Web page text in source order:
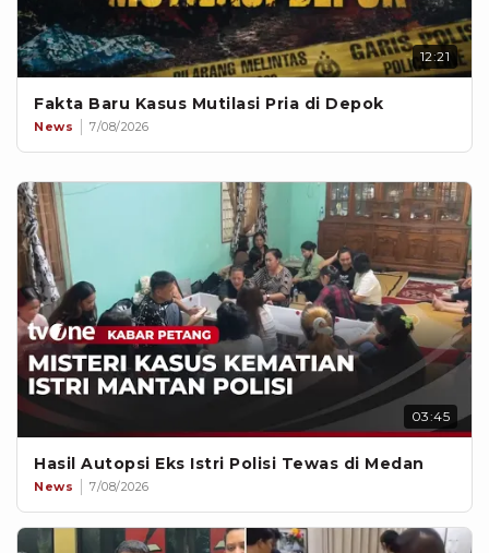
12:21
Fakta Baru Kasus Mutilasi Pria di Depok
News 7/08/2026
03:45
Hasil Autopsi Eks Istri Polisi Tewas di Medan
News 7/08/2026